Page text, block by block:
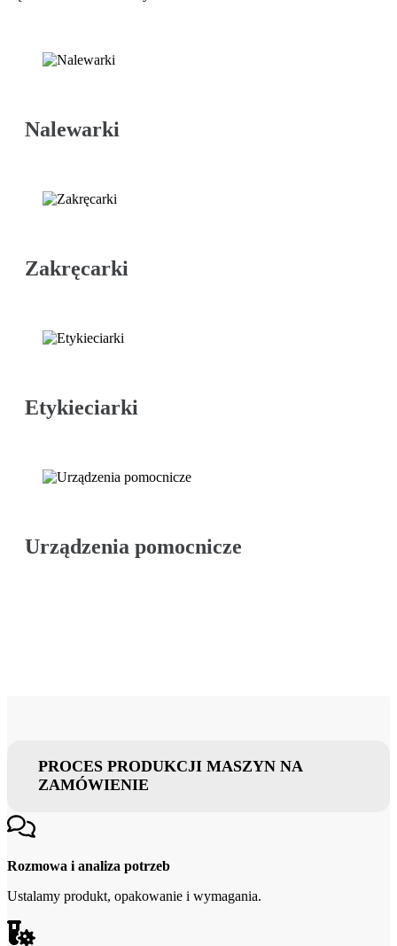
Nalewarki
Zakręcarki
Etykieciarki
Urządzenia pomocnicze
PROCES PRODUKCJI MASZYN NA
ZAMÓWIENIE
Rozmowa i analiza potrzeb
Ustalamy produkt, opakowanie i wymagania.